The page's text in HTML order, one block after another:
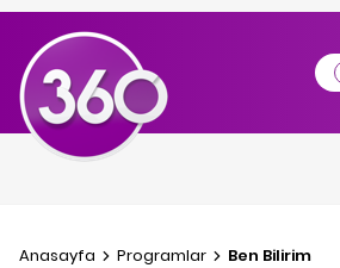
Anasayfa Programlar Ben Bilirim